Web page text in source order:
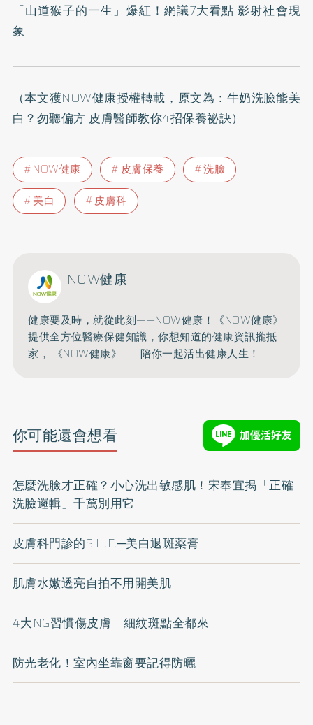
「山道猴子的一生」爆紅！網議7大看點 影射社會現
象
（本文獲NOW健康授權轉載，原文為： 牛奶洗臉能美
白？勿聽偏方 皮膚醫師教你4招保養祕訣）
NOW健康 皮膚保養
洗臉
美白
皮膚科
NOW健康
健康要及時，就從此刻——NOW健康！《NOW健康》
提供全方位醫療保健知識，你想知道的健康資訊攏抵
家， 《NOW健康》——陪你一起活出健康人生！
你可能還會想看
怎麼洗臉才正確？小心洗出敏感肌！宋奉宜揭「正確
洗臉邏輯」千萬別用它
皮膚科門診的S.H.E.─美白退斑薬膏
肌膚水嫩透亮自拍不用開美肌
4大NG習慣傷皮膚 細紋斑點全都來
防光老化！室內坐靠窗要記得防曬